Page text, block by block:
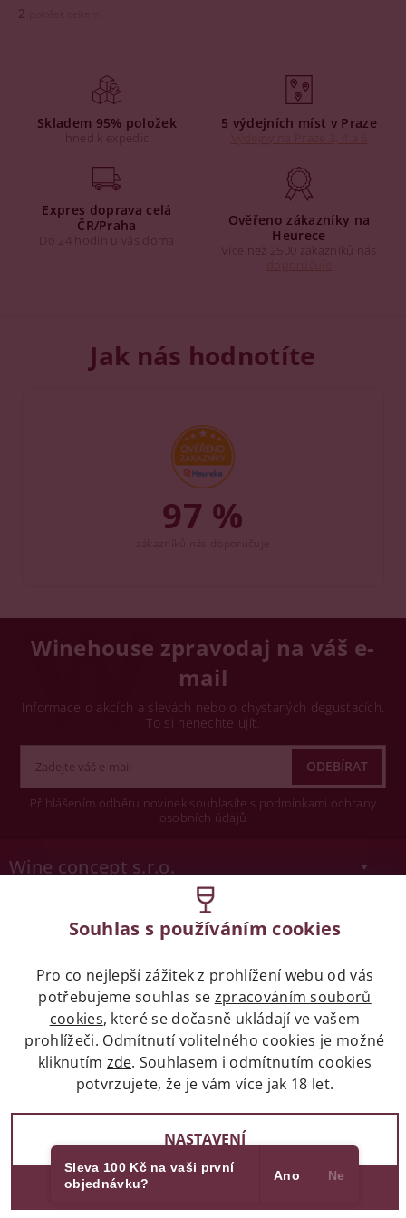
2
Skladem 95% položek
Ihned k expedici
5 výdejních míst v Praze
Expres doprava celá
ČR/Praha
Do 24 hodin u vás doma
Ověřeno zákazníky na
Heurece
Více než 2500 zákazníků nás
Jak nás hodnotíte
97 %
Winehouse zpravodaj na váš e-
mail
Informace o akcích a slevách nebo o chystaných degustacích.
To si nenechte ujít.
Přihlášením odběru novinek souhlasíte s podmínkami ochrany
osobních údajů
Wine concept s.r.o.
Legislativa
mladších 18 let.
Naše služby
Vše o nákupu
2017 - 2026 © winehouse.cz, všechna práva vyhrazena
Partneři
Vytvořil Shoptet
Souhlas s používáním cookies
Pro co nejlepší zážitek z prohlížení webu od vás
potřebujeme souhlas se zpracováním souborů
cookies, které se dočasně ukládají ve vašem
prohlížeči. Odmítnutí volitelného cookies je možné
kliknutím zde. Souhlasem i odmítnutím cookies
potvrzujete, že je vám více jak 18 let.
NASTAVENÍ
Sleva 100 Kč na vaši první
objednávku?
Ano Ne